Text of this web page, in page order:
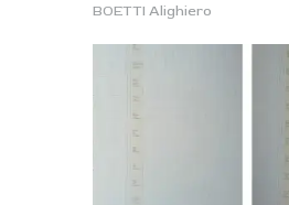
BOETTI Alighiero